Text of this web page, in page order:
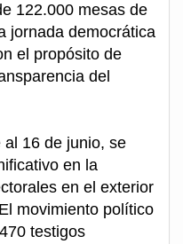
122.000 mesas de
jornada democrática
el propósito de
del
16 de junio, se
en la
en el exterior
movimiento político
testigos